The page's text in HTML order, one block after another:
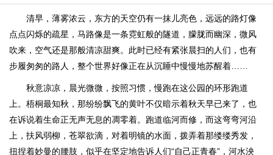
清早，薄雾浓云，东方的天空仍有一抹儿亮色，远远的路灯像
点点闪烁的疏星，马路像是一条霓虹般的隧道，朦胧而幽深，微风
吹来，空气还是那般清凉甜爽。此时已经有紧张晨扫的人们，也有
步履匆匆的路人，整个世界好像正在从沉睡中慢慢地苏醒着……
秋意凉凉，晨光微微，按照习惯，慢跑在这公园的环形跑道
上。梧桐最知秋，那纷纷飘飞的黄叶不仅暗示着秋天早已来了，也
在诉说着生命正无声无息的凋零着。跑道临河而修，而这弯弯河沿
上，扶风弱柳，苍翠欲滴，对着明镜的水面，拨弄着那缕缕秀发，
扭捏着妙曼的腰肢，似乎在坚定地告诉人们“自己正青春”，河水泱